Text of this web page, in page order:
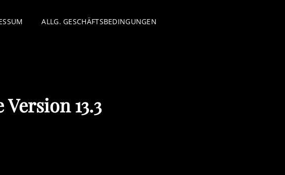
ALLG. GESCHÄFTSBEDINGUNGEN
13.3